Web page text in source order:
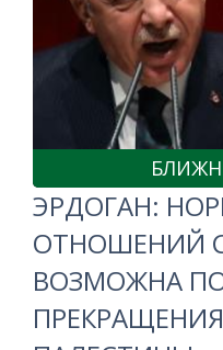
ЭРДОГАН:
ОТНОШЕНИЙ
ВОЗМОЖНА